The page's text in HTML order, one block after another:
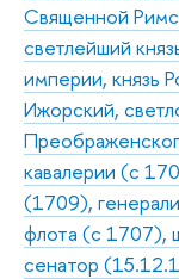
Священной
светлейший
империи, князь
Ижорский,
кавалерии (с
(1709),
флота (с 1707),
сенатор